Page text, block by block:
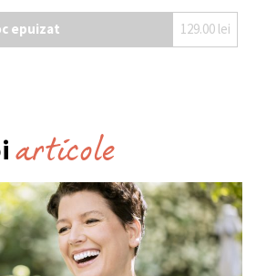
epuizat 129.00 lei
articole